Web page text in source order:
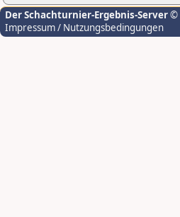
Der Schachturnier-Ergebnis-Server©
Impressum / Nutzungsbedingungen